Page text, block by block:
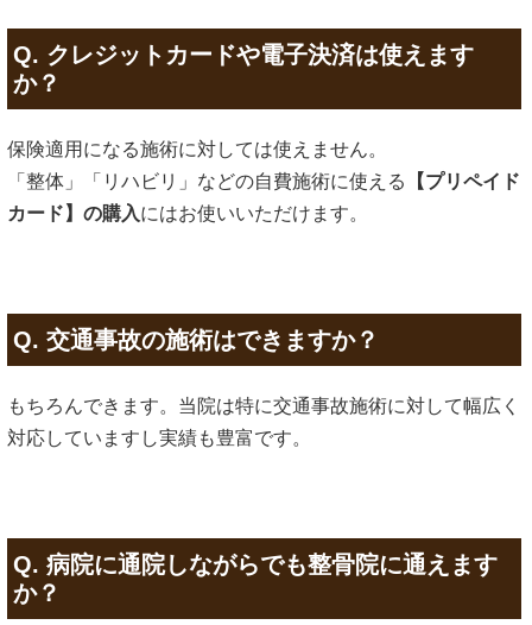
Q. クレジットカードや電子決済は使えます
か？
保険適用になる施術に対しては使えません。
「整体」「リハビリ」などの自費施術に使える
【プリペイド
カード】の購入にはお使いいただけます。
Q. 交通事故の施術はできますか？
もちろんできます。当院は特に交通事故施術に対して幅広く
対応していますし実績も豊富です。
Q. 病院に通院しながらでも整骨院に通えます
か？